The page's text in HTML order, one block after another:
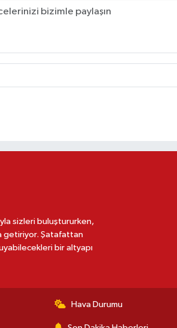
sizleri buluştururken,
getiriyor. Şatafattan
bir altyapı
Hava Durumu